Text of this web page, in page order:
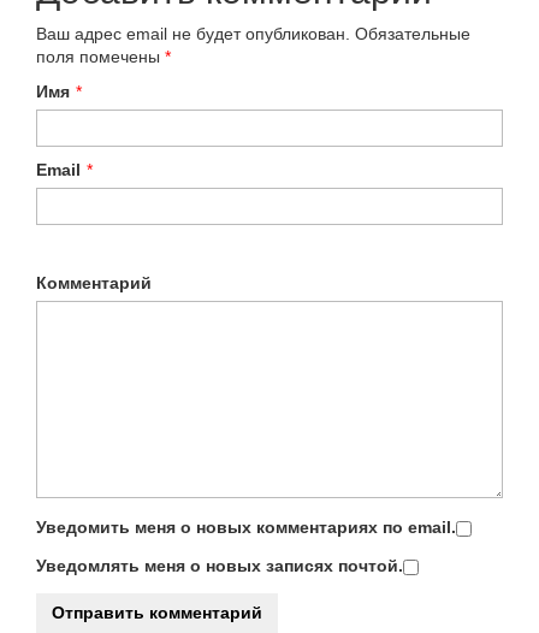
Ваш адрес email не будет опубликован. Обязательные
поля помечены *
Имя *
Email *
Комментарий
Уведомить меня о новых комментариях по email.
Уведомлять меня о новых записях почтой.